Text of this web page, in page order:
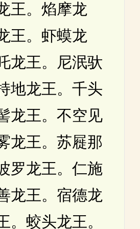
王。焰摩龙
王。虾蟆龙
龙王。尼泯驮
地龙王。千头
龙王。不空见
龙王。苏屣那
罗龙王。仁施
龙王。宿德龙
。蛟头龙王。